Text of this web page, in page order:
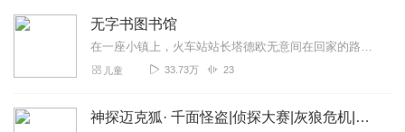
无字书图书馆
在一座小镇上，火车站站长塔德欧无意间在回家的路上发现了很多四处飘零的字母。这些字母是从哪儿来的？追随着坠落的字母，塔德欧和本杰明镇长来到因无人光顾而关闭了一年多...
儿童 33.73万 23
神探迈克狐· 千面怪盗|侦探大赛|灰狼危机|多多罗